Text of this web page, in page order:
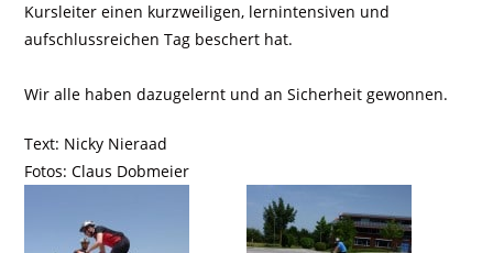
Kursleiter einen kurzweiligen, lernintensiven und
aufschlussreichen Tag beschert hat.
Wir alle haben dazugelernt und an Sicherheit gewonnen.
Text: Nicky Nieraad
Fotos: Claus Dobmeier